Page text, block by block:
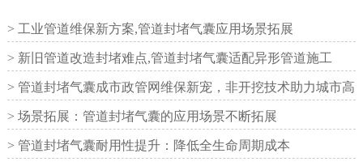
铁路盆式支座 公路盆式橡胶支座
> 工业管道维保新方案,管道封堵气囊应用场景拓展
> 新旧管道改造封堵难点,管道封堵气囊适配异形管道施工
> 管道封堵气囊成市政管网维保新宠，非开挖技术助力城市高
效运
> 场景拓展：管道封堵气囊的应用场景不断拓展
> 管道封堵气囊耐用性提升：降低全生命周期成本